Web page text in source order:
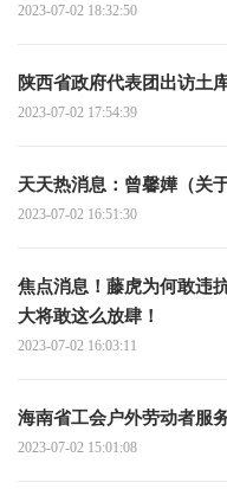
2023-07-02 18:32:50
陕西省政府代表团出访土
2023-07-02 17:54:39
天天热消息：曾馨嬅（关
2023-07-02 16:51:30
焦点消息！藤虎为何敢违
大将敢这么放肆！
2023-07-02 16:03:11
海南省工会户外劳动者服
2023-07-02 15:01:08